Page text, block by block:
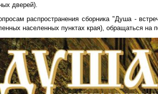
дверей).
распространения сборника "Душа -
населенных пунктах края), обращаться на